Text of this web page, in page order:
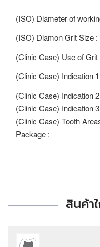
(ISO) Diameter of
(ISO) Diamon Grit Size :
(Clinic Case) Use of Grit
(Clinic Case) Indication
(Clinic Case) Indication
(Clinic Case) Indication
(Clinic Case) Tooth
Package :
สินค้า